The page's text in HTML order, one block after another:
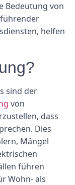
Bedeutung von
führender
helfen
sind der
von
dass
Dies
Mängel
führen
Wohn- als